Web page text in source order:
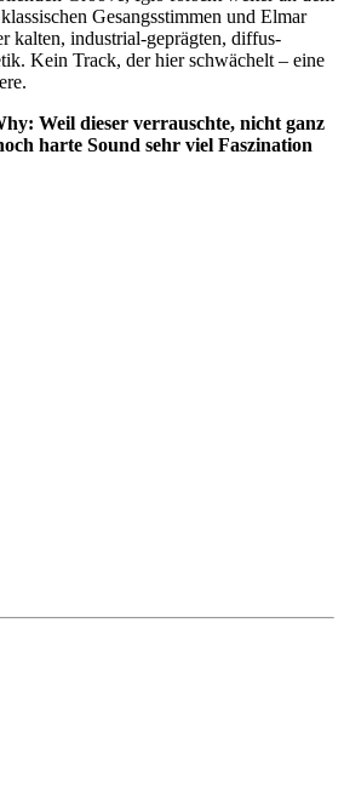
Gesangsstimmen und Elmar
kalten, industrial-geprägten, diffus-
Kein Track, der hier schwächelt – eine
Weil dieser verrauschte, nicht ganz
harte Sound sehr viel Faszination